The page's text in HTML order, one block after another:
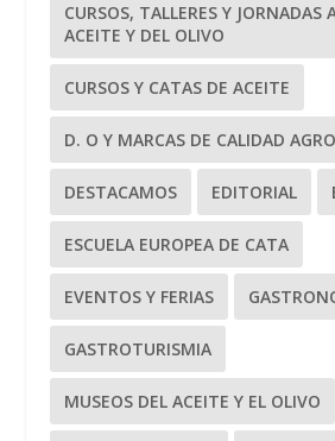
CURSOS, TALLERES Y JORNADAS
ACEITE Y DEL OLIVO
CURSOS Y CATAS DE ACEITE
D. O Y MARCAS DE CALIDAD
DESTACAMOS EDITORIAL
ESCUELA EUROPEA DE CATA
EVENTOS Y FERIAS
GASTROTURISMIA
MUSEOS DEL ACEITE Y EL OLIVO